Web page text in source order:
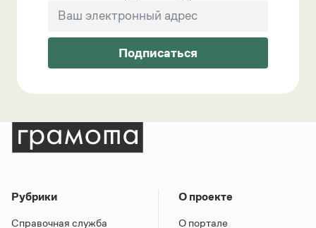
Подписаться
Рубрики
Справочная служба
О проекте
О портале